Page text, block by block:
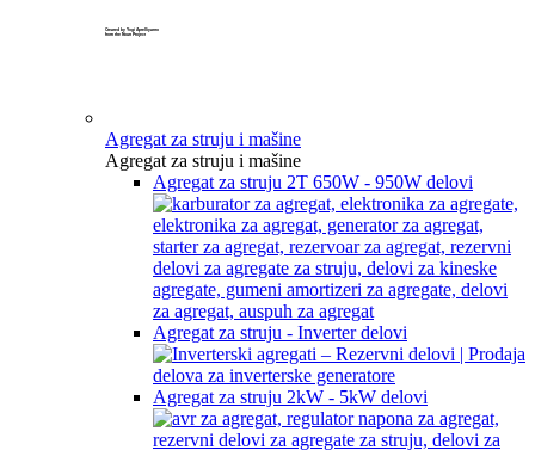
Created by Yogi Aprelliyanto
from the Noun Project
Agregat za struju i mašine
Agregat za struju i mašine
Agregat za struju 2T 650W - 950W delovi
Agregat za struju - Inverter delovi
Agregat za struju 2kW - 5kW delovi